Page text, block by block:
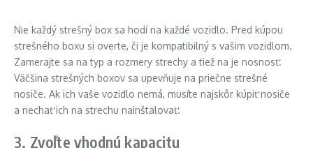
Nie každý strešný box sa hodí na každé vozidlo. Pred kúpou
strešného boxu si overte, či je kompatibilný s vašim vozidlom.
Zamerajte sa na typ a rozmery strechy a tiež na je nosnosť.
Väčšina strešných boxov sa upevňuje na priečne strešné
nosiče. Ak ich vaše vozidlo nemá, musíte najskôr kúpiť nosiče
a nechať ich na strechu nainštalovať.
3. Zvoľte vhodnú kapacitu